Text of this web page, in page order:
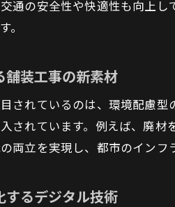
通の安全性や快適性も向上
。
舗装工事の新素材
されているのは、環境配慮
されています。例えば、廃
両立を実現し、都市のイン
するデジタル技術